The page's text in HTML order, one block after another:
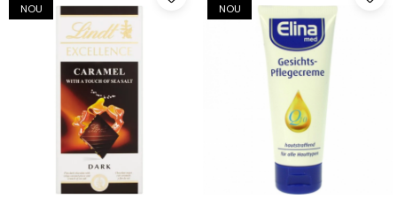
NOU
NOU